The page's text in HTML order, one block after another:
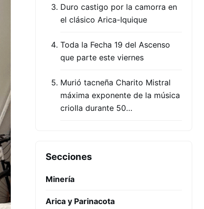
Duro castigo por la camorra en
el clásico Arica-Iquique
Toda la Fecha 19 del Ascenso
que parte este viernes
Murió tacneña Charito Mistral
máxima exponente de la música
criolla durante 50…
Secciones
Minería
Arica y Parinacota